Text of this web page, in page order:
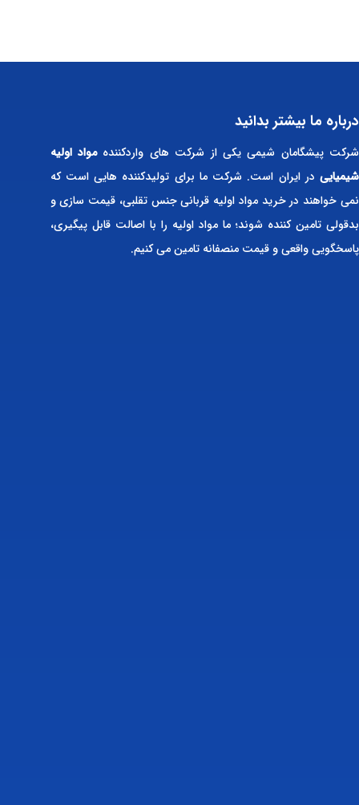
درباره ما بیشتر بدانید
شرکت پیشگامان شیمی یکی از شرکت های واردکنندهمواد اولیه
شیمیایی در ایران است. شرکت ما برای تولیدکننده هایی است که
نمی خواهند در خرید مواد اولیه قربانی جنس تقلبی، قیمت سازی و
بدقولی تامین کننده شوند؛ ما مواد اولیه را با اصالت قابل پیگیری،
پاسخگویی واقعی و قیمت منصفانه تامین می کنیم.